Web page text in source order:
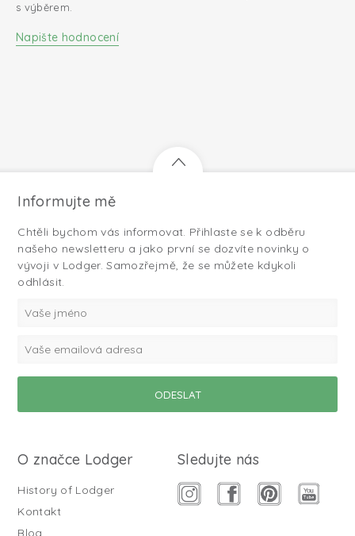
s výběrem.
Napište hodnocení
Informujte mě
Chtěli bychom vás informovat. Přihlaste se k odběru
našeho newsletteru a jako první se dozvíte novinky o
vývoji v Lodger. Samozřejmě, že se můžete kdykoli
odhlásit.
O značce Lodger
History of Lodger
Kontakt
Blog
Sledujte nás